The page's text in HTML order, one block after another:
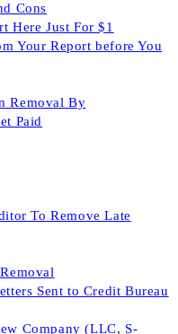
Cons
Here Just For $1
Your Report before You
Removal By
Paid
To Remove Late
Sent to Credit Bureau
Company (LLC, S-